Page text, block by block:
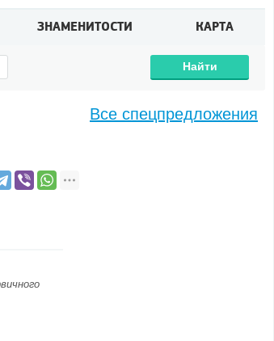
ЗНАМЕНИТОСТИ КАРТА
Найти
Все спецпредложения